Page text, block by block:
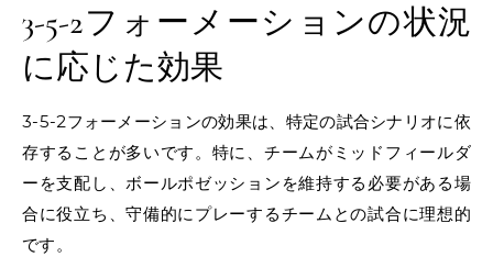
3-5-2フォーメーションの状況
に応じた効果
3-5-2フォーメーションの効果は、特定の試合シナリオに依
存することが多いです。特に、チームがミッドフィールダ
ーを支配し、ボールポゼッションを維持する必要がある場
合に役立ち、守備的にプレーするチームとの試合に理想的
です。